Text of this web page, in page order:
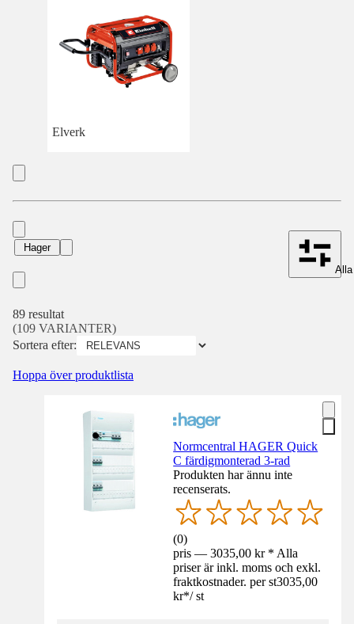
Elverk
Hager
89 resultat
(109 VARIANTER)
Sortera efter:
Hoppa över produktlista
Normcentral HAGER Quick
C färdigmonterad 3-rad
Produkten har ännu inte
recenserats.
(0)
pris — 3035,00 kr * Alla
priser är inkl. moms och exkl.
fraktkostnader. per st3035,00
kr*/ st